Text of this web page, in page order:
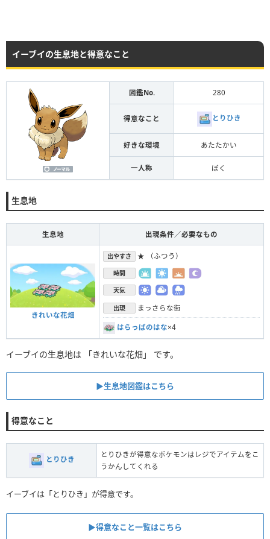
イーブイの生息地と得意なこと
図鑑No. 280
得意なこと とりひき
好きな環境 あたたかい
一人称 ぼく
生息地
生息地 出現条件／必要なもの
きれいな花畑
出やすさ ★ （ふつう）
時間
天気
出現 まっさらな街
はらっぱのはな×4
イーブイの生息地は 「きれいな花畑」 です。
▶︎生息地図鑑はこちら
得意なこと
とりひき
とりひきが得意なポケモンはレジでアイテムをこ
うかんしてくれる
イーブイは「とりひき」が得意です。
▶︎得意なこと一覧はこちら